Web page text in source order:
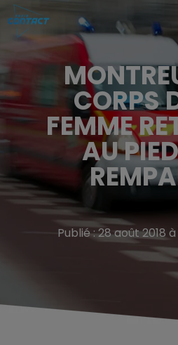
CORPS
FEMME
AU
Publié : 28 août 2018